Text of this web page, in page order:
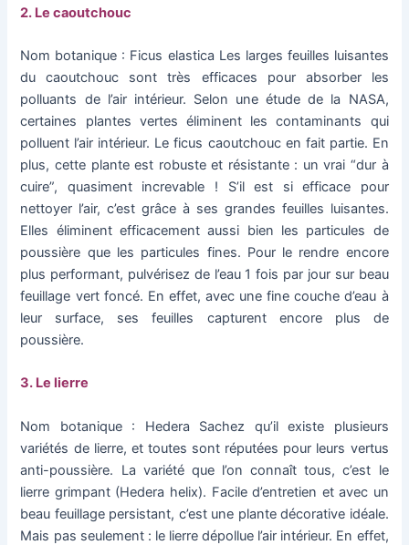
2. Le caoutchouc
Nom botanique : Ficus elastica Les larges feuilles luisantes
du caoutchouc sont très efficaces pour absorber les
polluants de l’air intérieur. Selon une étude de la NASA,
certaines plantes vertes éliminent les contaminants qui
polluent l’air intérieur. Le ficus caoutchouc en fait partie. En
plus, cette plante est robuste et résistante : un vrai “dur à
cuire”, quasiment increvable ! S’il est si efficace pour
nettoyer l’air, c’est grâce à ses grandes feuilles luisantes.
Elles éliminent efficacement aussi bien les particules de
poussière que les particules fines. Pour le rendre encore
plus performant, pulvérisez de l’eau 1 fois par jour sur beau
feuillage vert foncé. En effet, avec une fine couche d’eau à
leur surface, ses feuilles capturent encore plus de
poussière.
3. Le lierre
Nom botanique : Hedera Sachez qu’il existe plusieurs
variétés de lierre, et toutes sont réputées pour leurs vertus
anti-poussière. La variété que l’on connaît tous, c’est le
lierre grimpant (Hedera helix). Facile d’entretien et avec un
beau feuillage persistant, c’est une plante décorative idéale.
Mais pas seulement : le lierre dépollue l’air intérieur. En effet,